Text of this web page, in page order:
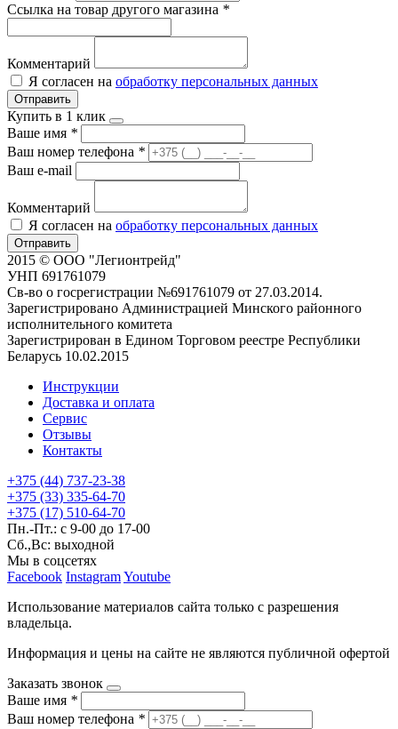
Ссылка на товар другого магазина *
Комментарий
Я согласен на обработку персональных данных
Отправить
Купить в 1 клик
Ваше имя *
Ваш номер телефона *
Ваш e-mail
Комментарий
Я согласен на обработку персональных данных
Отправить
2015 © ООО "Легионтрейд"
УНП 691761079
Св-во о госрегистрации №691761079 от 27.03.2014.
Зарегистрировано Администрацией Минского районного
исполнительного комитета
Зарегистрирован в Едином Торговом реестре Республики
Беларусь 10.02.2015
Инструкции
Доставка и оплата
Сервис
Отзывы
Контакты
+375 (44) 737-23-38
+375 (33) 335-64-70
+375 (17) 510-64-70
Пн.-Пт.: с 9-00 до 17-00
Сб.,Вс: выходной
Мы в соцсетях
Facebook InstagramYoutube
Использование материалов сайта только с разрешения
владельца.
Информация и цены на сайте не являются публичной офертой
Заказать звонок
Ваше имя *
Ваш номер телефона *